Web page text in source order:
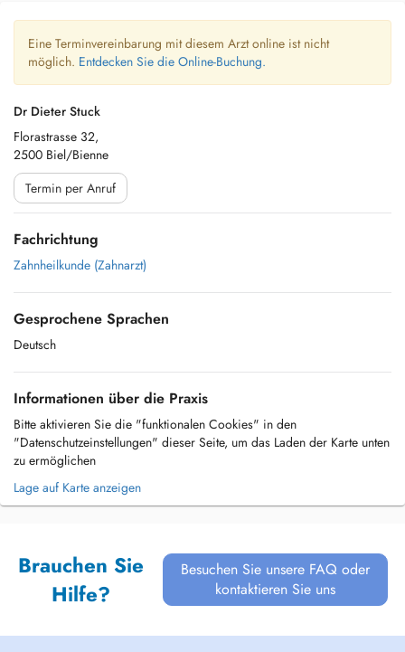
Eine Terminvereinbarung mit diesem Arzt online ist nicht
möglich. Entdecken Sie die Online-Buchung.
Dr Dieter Stuck
Florastrasse 32,
2500 Biel/Bienne
Termin per Anruf
Fachrichtung
Zahnheilkunde (Zahnarzt)
Gesprochene Sprachen
Deutsch
Informationen über die Praxis
Bitte aktivieren Sie die "funktionalen Cookies" in den
"Datenschutzeinstellungen" dieser Seite, um das Laden der Karte unten
zu ermöglichen
Lage auf Karte anzeigen
Brauchen Sie
Hilfe?
Besuchen Sie unsere FAQ oder
kontaktieren Sie uns